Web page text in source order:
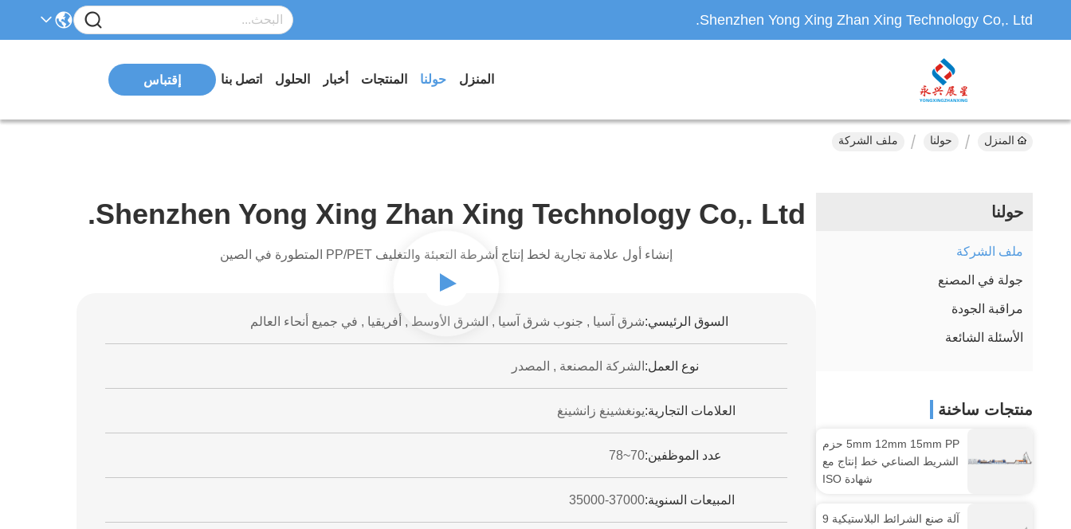
Shenzhen Yong Xing Zhan Xing Technology Co,. Ltd.
المنزل حولنا المنتجات أخبار الحلول اتصل بنا إقتباس
المنزل حولنا ملف الشركة
حولنا
ملف الشركة
جولة في المصنع
مراقبة الجودة
الأسئلة الشائعة
منتجات ساخنة
5mm 12mm 15mm PP حزم
الشريط الصناعي خط إنتاج مع
شهادة ISO
آلة صنع الشرائط البلاستيكية 9
Shenzhen Yong Xing Zhan Xing Technology Co,. Ltd.
إنشاء أول علامة تجارية لخط إنتاج أشرطة التعبئة والتغليف PP/PET المتطورة في الصين
السوق الرئيسي:شرق آسيا , جنوب شرق آسيا , الشرق الأوسط , أفريقيا , في جميع أنحاء العالم
نوع العمل: الشركة المصنعة , المصدر
العلامات التجارية:يونغشينغ زانشينغ
عدد الموظفين:70~78
المبيعات السنوية:35000-37000